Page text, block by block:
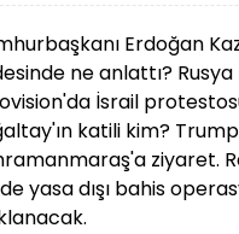
Erdoğan
ne anlattı?
İsrail
katili kim?
ziyaret.
yasa dışı bahis